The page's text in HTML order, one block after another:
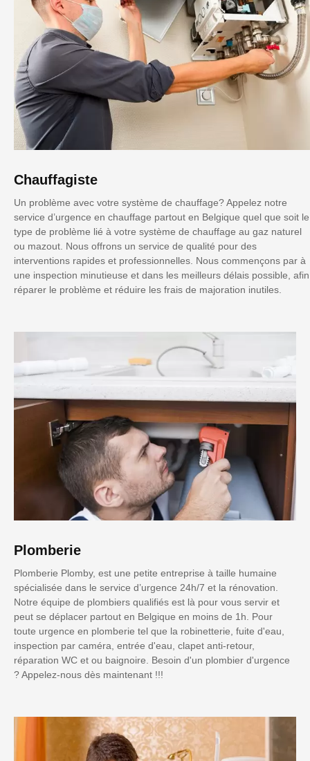
Chauffagiste
Un problème avec votre système de chauffage? Appelez notre
service d’urgence en chauffage partout en Belgique quel que soit le
type de problème lié à votre système de chauffage au gaz naturel
ou mazout. Nous offrons un service de qualité pour des
interventions rapides et professionnelles. Nous commençons par à
une inspection minutieuse et dans les meilleurs délais possible, afin
réparer le problème et réduire les frais de majoration inutiles.
Plomberie
Plomberie Plomby, est une petite entreprise à taille humaine
spécialisée dans le service d’urgence 24h/7 et la rénovation.
Notre équipe de plombiers qualifiés est là pour vous servir et
peut se déplacer partout en Belgique en moins de 1h. Pour
toute urgence en plomberie tel que la robinetterie, fuite d'eau,
inspection par caméra, entrée d'eau, clapet anti-retour,
réparation WC et ou baignoire. Besoin d'un plombier d'urgence
? Appelez-nous dès maintenant !!!